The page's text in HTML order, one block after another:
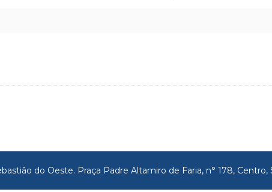
do Oeste. Praça Padre Altamiro de Faria, n° 178,